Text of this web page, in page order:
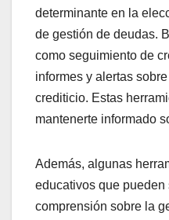
determinante en la
de gestión de deudas.
como seguimiento de
informes y alertas
crediticio. Estas
mantenerte informado
Además, algunas
educativos que pueden
comprensión sobre la